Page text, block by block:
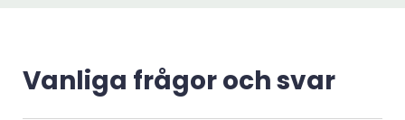
Vanliga frågor och svar